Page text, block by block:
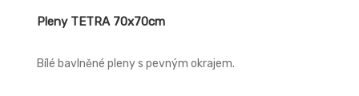
Pleny TETRA 70x70cm
Bílé bavlněné pleny s pevným okrajem.